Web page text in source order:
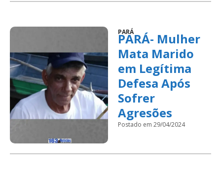
PARÁ
PARÁ- Mulher
Mata Marido
em Legítima
Defesa Após
Sofrer
Agresões
Postado em 29/04/2024